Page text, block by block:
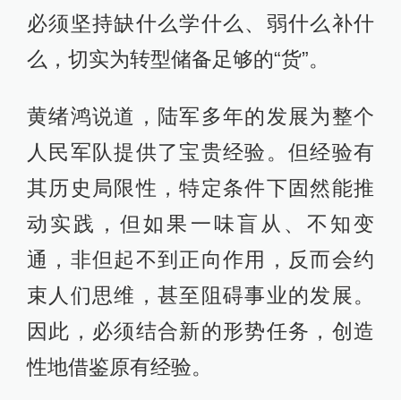
必须坚持缺什么学什么、弱什么补什
么，切实为转型储备足够的“货”。
黄绪鸿说道，陆军多年的发展为整个
人民军队提供了宝贵经验。但经验有
其历史局限性，特定条件下固然能推
动实践，但如果一味盲从、不知变
通，非但起不到正向作用，反而会约
束人们思维，甚至阻碍事业的发展。
因此，必须结合新的形势任务，创造
性地借鉴原有经验。